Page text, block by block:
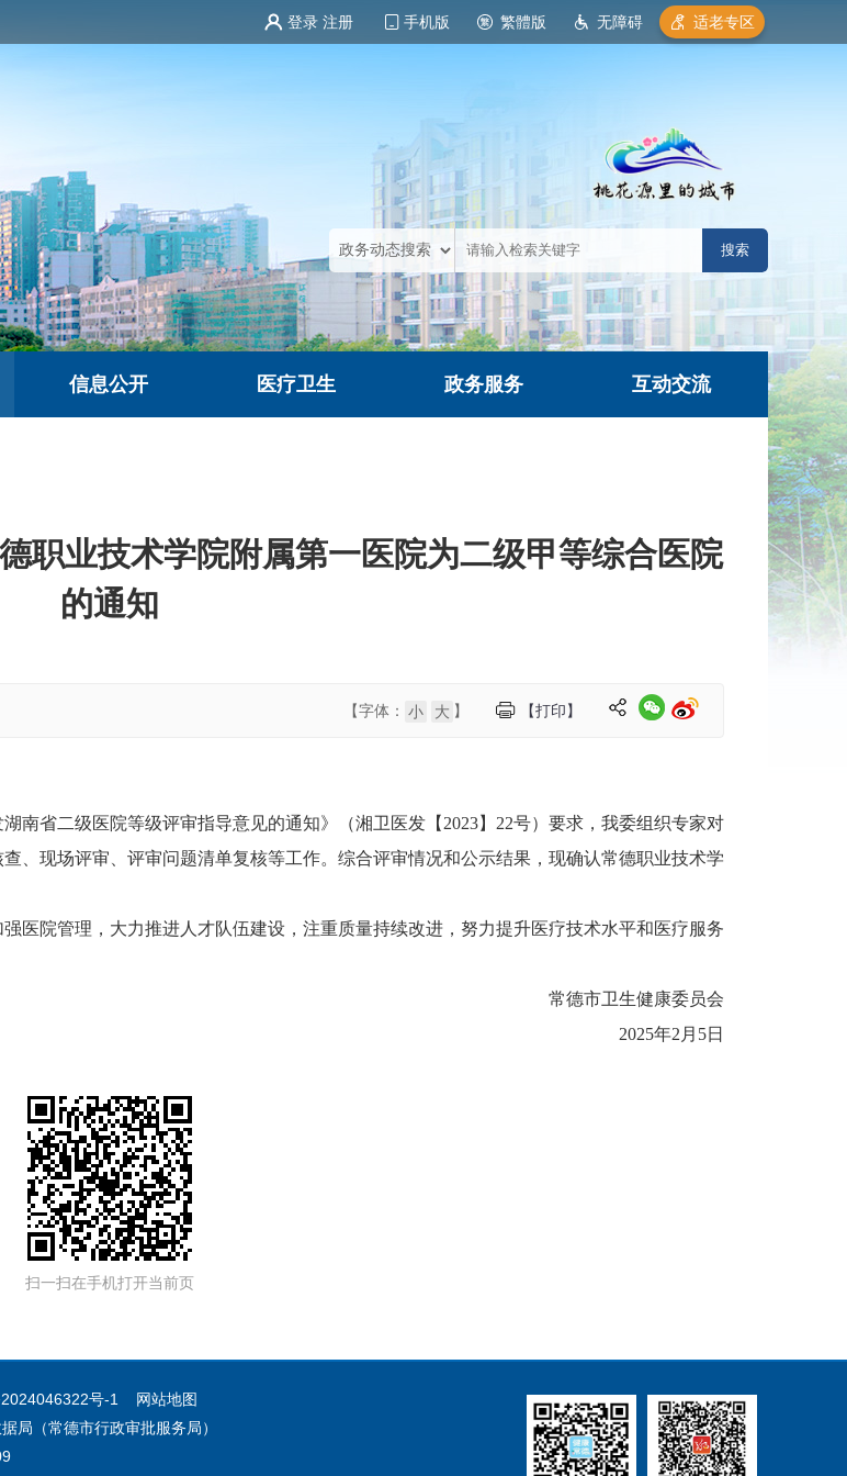
登录 注册 手机版 繁體版 无障碍 适老专区
信息公开 医疗卫生 政务服务 互动交流
职业技术学院附属第一医院为二级甲等综合医院
的通知
【打印】
【字体： 小 大 】
南省二级医院等级评审指导意见的通知》（湘卫医发【2023】22号）要求，我委组织专家对
、现场评审、评审问题清单复核等工作。综合评审情况和公示结果，现确认常德职业技术学
医院管理，大力推进人才队伍建设，注重质量持续改进，努力提升医疗技术水平和医疗服务
常德市卫生健康委员会
2025年2月5日
扫一扫在手机打开当前页
号-1
网站地图
局（常德市行政审批服务局）